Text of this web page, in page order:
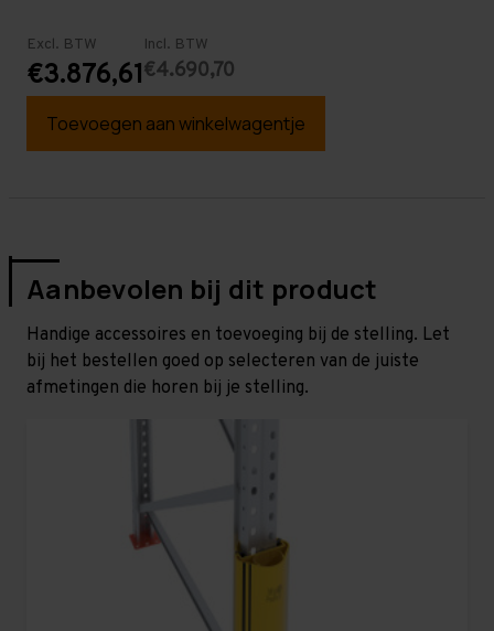
Excl. BTW
€3.876,61
Incl. BTW
€4.690,70
Toevoegen aan winkelwagentje
Aanbevolen bij dit product
Handige accessoires en toevoeging bij de stelling. Let
bij het bestellen goed op selecteren van de juiste
afmetingen die horen bij je stelling.